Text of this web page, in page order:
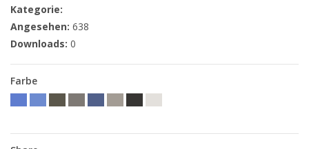
Kategorie:
Angesehen: 638
Downloads: 0
Farbe